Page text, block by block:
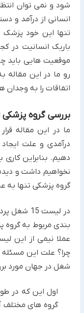
شود و نمی توان
انسانی از درآمد و
تنها این خود
باریک انسانیت در
موقعیت هایی باید
رو ما در این مقاله
اتفاقات را به
بررسی گروه
ما در این مقاله
درآمدی و علت
دهیم. بنابراین
نخواهیم داشت و
گروه پزشکی تنها
بندی مربوط به
عملا نیمی از این
چرا؟ علت این مسئله
شغل در جهان مورد
اول این که در
گروه های مختلف